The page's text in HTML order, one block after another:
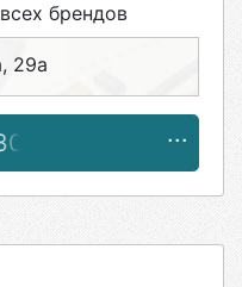
брендов
29а
00-05